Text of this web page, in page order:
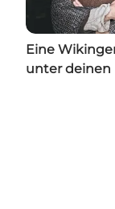
Eine
unter deinen